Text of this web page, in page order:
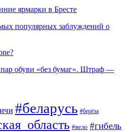
ярмарки в Бресте
популярных заблуждений о
обуви «без бумаг». Штраф —
#беларусь #берёза
#вело #гибель